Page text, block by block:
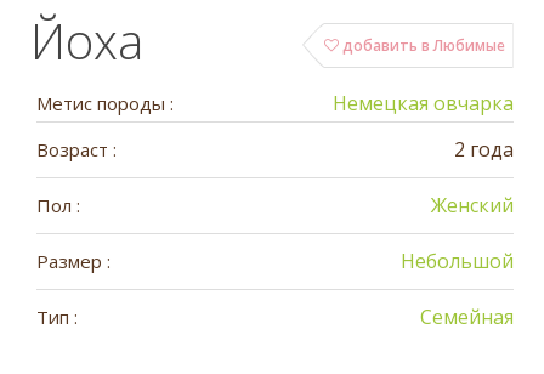
добавить в Любимые
Йоха
Метис породы : Немецкая овчарка
Возраст : 2 года
Пол : Женский
Размер : Небольшой
Тип : Семейная